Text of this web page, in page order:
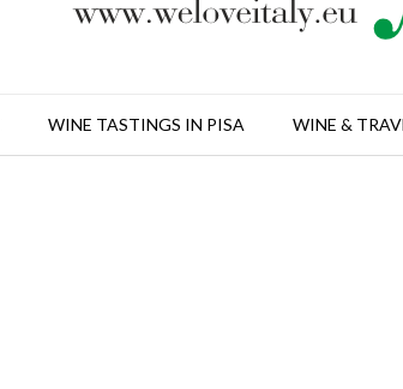
WINE TASTINGS IN PISA WINE &